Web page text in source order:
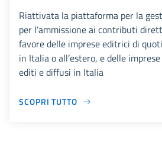
Riattivata la piattaforma per la
per l’ammissione ai contributi
favore delle imprese editrici di
in Italia o all’estero, e delle
editi e diffusi in Italia
SCOPRI TUTTO